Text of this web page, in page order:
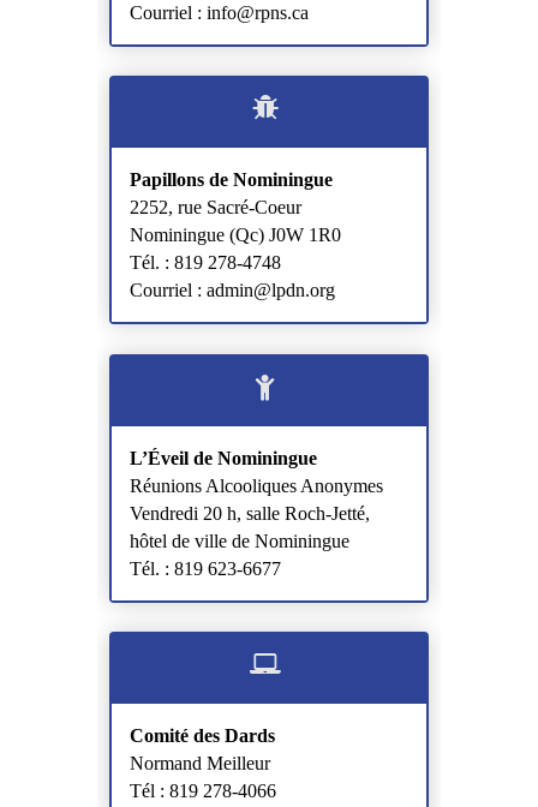
Courriel : info@rpns.ca
Papillons de Nominingue
2252, rue Sacré-Coeur
Nominingue (Qc) J0W 1R0
Tél. : 819 278-4748
Courriel : admin@lpdn.org
L’Éveil de Nominingue
Réunions Alcooliques Anonymes
Vendredi 20 h, salle Roch-Jetté,
hôtel de ville de Nominingue
Tél. : 819 623-6677
Comité des Dards
Normand Meilleur
Tél : 819 278-4066